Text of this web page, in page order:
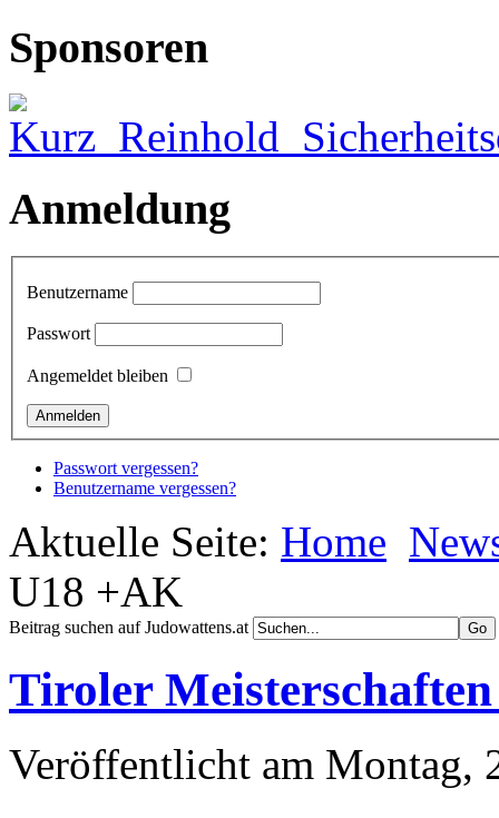
Sponsoren
Anmeldung
Benutzername
Passwort
Angemeldet bleiben
Passwort vergessen?
Benutzername vergessen?
Aktuelle Seite: Home
U18 +AK
Beitrag suchen auf Judowattens.at
Tiroler
Veröffentlicht am Montag,